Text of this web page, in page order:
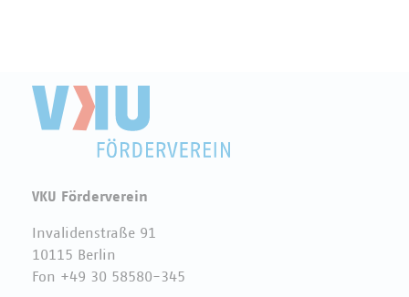
VKU Förderverein
Invalidenstraße 91
10115 Berlin
Fon +49 30 58580-345